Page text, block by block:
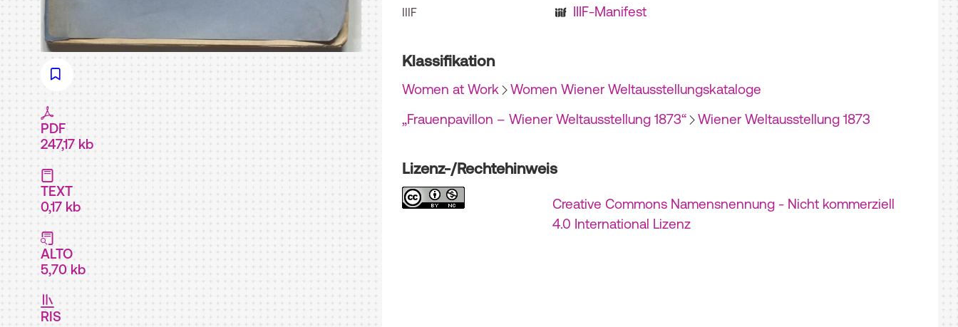
PDF
247,17 kb
TEXT
0,17 kb
ALTO
5,70 kb
RIS
IIIF IIIF-Manifest
Klassifikation
Women at Work
Women Wiener Weltausstellungskataloge
„Frauenpavillon – Wiener Weltausstellung 1873“
Wiener Weltausstellung 1873
Lizenz-/Rechtehinweis
Creative Commons Namensnennung - Nicht kommerziell
4.0 International Lizenz